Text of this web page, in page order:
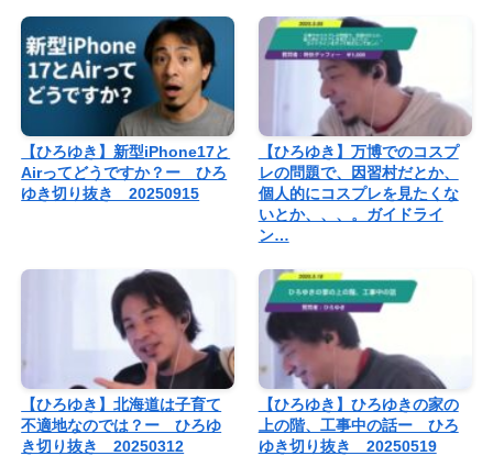
【ひろゆき】新型iPhone17と
Airってどうですか？ー ひろ
ゆき切り抜き 20250915
【ひろゆき】万博でのコスプ
レの問題で、因習村だとか、
個人的にコスプレを見たくな
いとか、、、。ガイドライ
ン…
【ひろゆき】北海道は子育て
不適地なのでは？ー ひろゆ
き切り抜き 20250312
【ひろゆき】ひろゆきの家の
上の階、工事中の話ー ひろ
ゆき切り抜き 20250519